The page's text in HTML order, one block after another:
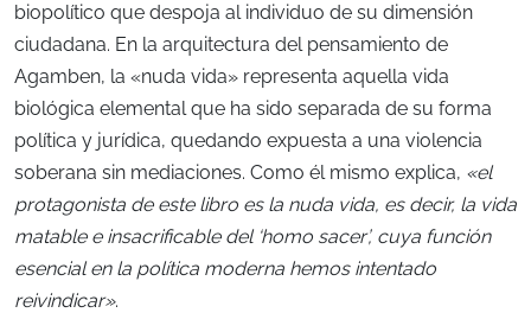
biopolítico que despoja al individuo de su dimensión
ciudadana. En la arquitectura del pensamiento de
Agamben, la «nuda vida» representa aquella vida
biológica elemental que ha sido separada de su forma
política y jurídica, quedando expuesta a una violencia
soberana sin mediaciones. Como él mismo explica, «el
protagonista de este libro es la nuda vida, es decir, la vida
matable e insacrificable del ‘homo sacer’, cuya función
esencial en la política moderna hemos intentado
reivindicar».